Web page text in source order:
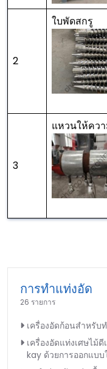
2
ใบพัดสกรู
3
แหวนให้คว
การทำแท่งอัด
26 รายการ
เครื่องอัดก้อนสำหรับ
เครื่องอัดแท่งเศษไม้
kay ด้วยการออกแบบ